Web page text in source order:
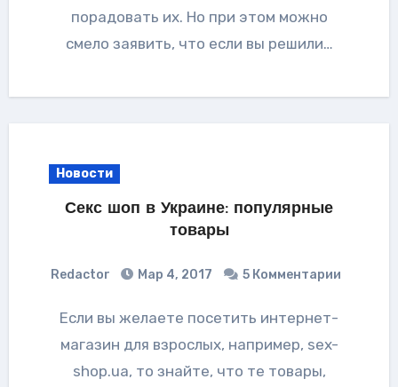
порадовать их. Но при этом можно
смело заявить, что если вы решили…
Новости
Секс шоп в Украине: популярные
товары
Redactor Мар 4, 2017 5 Комментарии
Если вы желаете посетить интернет-
магазин для взрослых, например, sex-
shop.ua, то знайте, что те товары,